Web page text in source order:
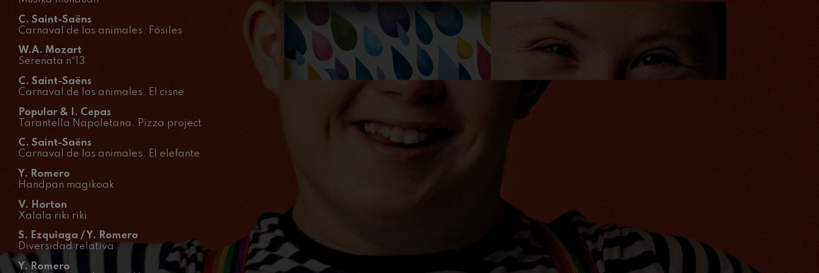
C. Saint-Saëns
Carnaval de los animales. Fósiles
W.A. Mozart
Serenata nº13
C. Saint-Saëns
Carnaval de los animales. El cisne
Popular & I. Cepas
Tarantella Napoletana. Pizza project
C. Saint-Saëns
Carnaval de los animales. El elefante
Y. Romero
Handpan magikoak
V. Horton
Xalala riki riki
S. Ezquiaga / Y. Romero
Diversidad relativa
Y. Romero
C. Franck: Variaciones sinfónicas
J. Brahms: Sinfonía nº4
Franz Schmidt: Sinfonía nº4
Franz Schmidt
Franz Schubert: Canción nocturna en el
bosque
Franz Schubert